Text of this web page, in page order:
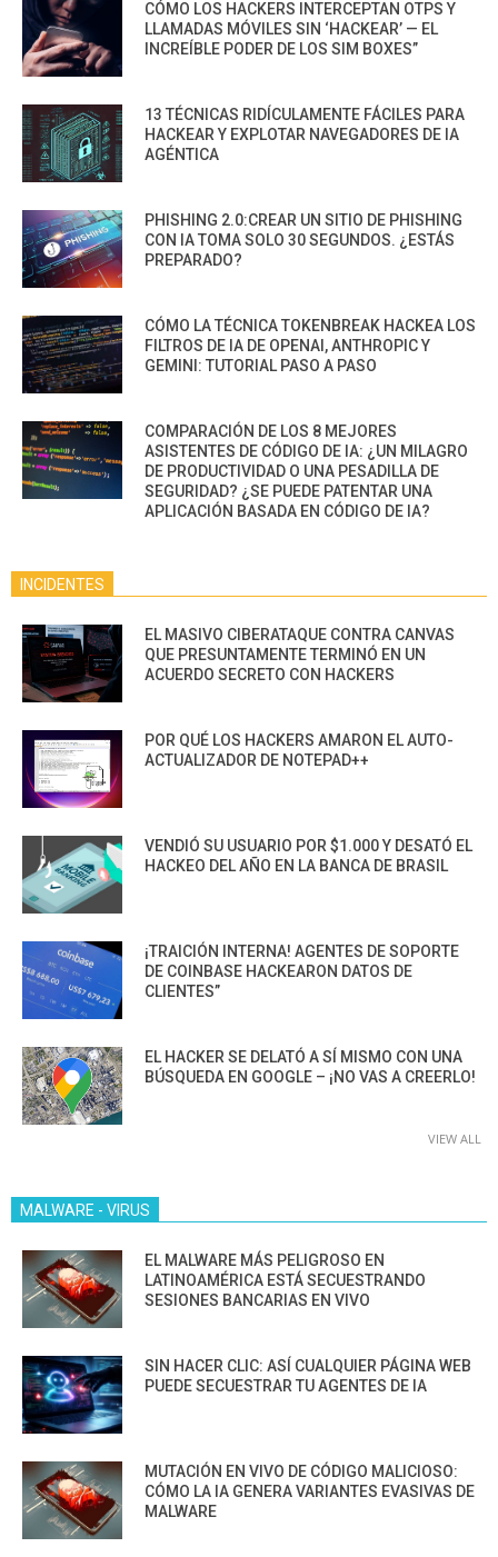
CÓMO LOS HACKERS INTERCEPTAN OTPS Y
LLAMADAS MÓVILES SIN ‘HACKEAR’ — EL
INCREÍBLE PODER DE LOS SIM BOXES”
13 TÉCNICAS RIDÍCULAMENTE FÁCILES PARA
HACKEAR Y EXPLOTAR NAVEGADORES DE IA
AGÉNTICA
PHISHING 2.0:CREAR UN SITIO DE PHISHING
CON IA TOMA SOLO 30 SEGUNDOS. ¿ESTÁS
PREPARADO?
CÓMO LA TÉCNICA TOKENBREAK HACKEA LOS
FILTROS DE IA DE OPENAI, ANTHROPIC Y
GEMINI: TUTORIAL PASO A PASO
COMPARACIÓN DE LOS 8 MEJORES
ASISTENTES DE CÓDIGO DE IA: ¿UN MILAGRO
DE PRODUCTIVIDAD O UNA PESADILLA DE
SEGURIDAD? ¿SE PUEDE PATENTAR UNA
APLICACIÓN BASADA EN CÓDIGO DE IA?
INCIDENTES
EL MASIVO CIBERATAQUE CONTRA CANVAS
QUE PRESUNTAMENTE TERMINÓ EN UN
ACUERDO SECRETO CON HACKERS
POR QUÉ LOS HACKERS AMARON EL AUTO-
ACTUALIZADOR DE NOTEPAD++
VENDIÓ SU USUARIO POR $1.000 Y DESATÓ EL
HACKEO DEL AÑO EN LA BANCA DE BRASIL
¡TRAICIÓN INTERNA! AGENTES DE SOPORTE
DE COINBASE HACKEARON DATOS DE
CLIENTES”
EL HACKER SE DELATÓ A SÍ MISMO CON UNA
BÚSQUEDA EN GOOGLE – ¡NO VAS A CREERLO!
VIEW ALL
MALWARE - VIRUS
EL MALWARE MÁS PELIGROSO EN
LATINOAMÉRICA ESTÁ SECUESTRANDO
SESIONES BANCARIAS EN VIVO
SIN HACER CLIC: ASÍ CUALQUIER PÁGINA WEB
PUEDE SECUESTRAR TU AGENTES DE IA
MUTACIÓN EN VIVO DE CÓDIGO MALICIOSO:
CÓMO LA IA GENERA VARIANTES EVASIVAS DE
MALWARE